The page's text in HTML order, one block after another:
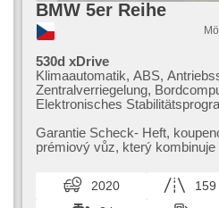
BMW 5er Reihe
530d xDrive
Klimaautomatik, ABS,
Zentralverriegelung,
Elektronisches
Taste, Anhängerkupplung,
Airbag, El. einstellbare Sitze,
Autoradio, Automatikgetriebe,
Garantie Scheck​- Heft,​
prémiový vůz,​ který kombinuje
2020 159